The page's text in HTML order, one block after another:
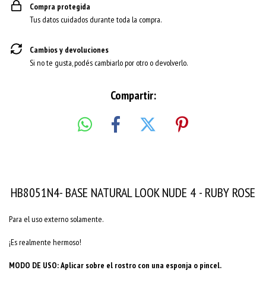
Compra protegida
Tus datos cuidados durante toda la compra.
Cambios y devoluciones
Si no te gusta, podés cambiarlo por otro o devolverlo.
Compartir:
HB8051N4- BASE NATURAL LOOK NUDE 4 - RUBY ROSE
Para el uso externo solamente.
¡Es realmente hermoso!
MODO DE USO: Aplicar sobre el rostro con una esponja o pincel.